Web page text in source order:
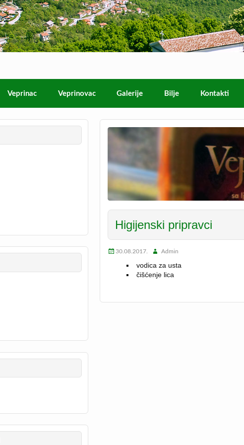
Veprinac Veprinovac Galerije Bilje Kontakti
Higijenski pripravci
30.08.2017. Admin
vodica za usta
čišćenje lica